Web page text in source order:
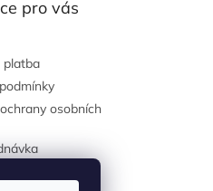
pro vás
platba
osobních